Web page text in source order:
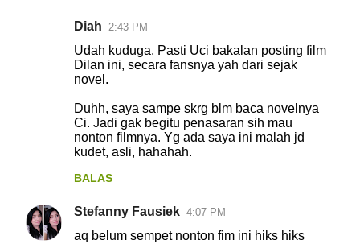
Diah 2:43 PM
Udah kuduga. Pasti Uci bakalan posting film
Dilan ini, secara fansnya yah dari sejak
novel.
Duhh, saya sampe skrg blm baca novelnya
Ci. Jadi gak begitu penasaran sih mau
nonton filmnya. Yg ada saya ini malah jd
kudet, asli, hahahah.
BALAS
Stefanny Fausiek 4:07 PM
aq belum sempet nonton fim ini hiks hiks